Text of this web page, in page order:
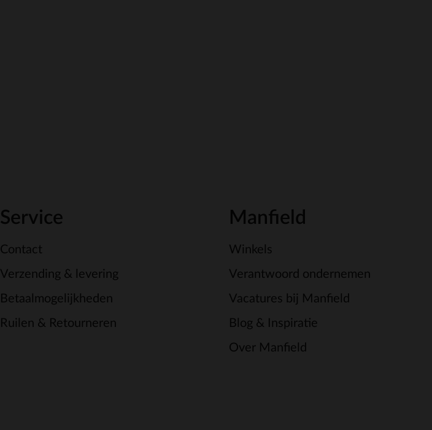
Service
Contact
Verzending & levering
Betaalmogelijkheden
Ruilen & Retourneren
Manfield
Winkels
Verantwoord ondernemen
Vacatures bij Manfield
Blog & Inspiratie
Over Manfield